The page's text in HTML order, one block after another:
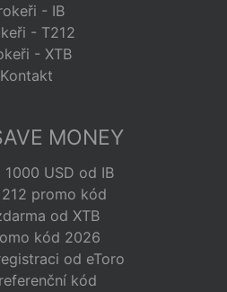
- IB
- T212
- XTB
Kontakt
MONEY
1000 USD od IB
promo kód
od XTB
kód 2026
od eToro
kód